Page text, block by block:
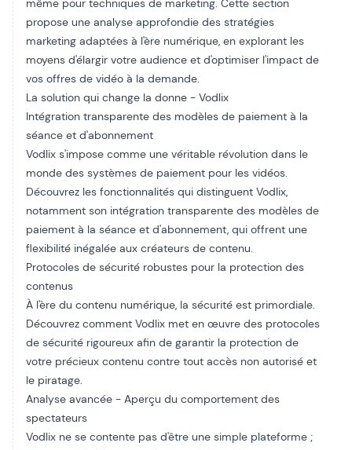
même pour techniques de marketing. Cette section
propose une analyse approfondie des stratégies
marketing adaptées à l'ère numérique, en explorant les
moyens d'élargir votre audience et d'optimiser l'impact de
vos offres de vidéo à la demande.
La solution qui change la donne - Vodlix
Intégration transparente des modèles de paiement à la
séance et d'abonnement
Vodlix s'impose comme une véritable révolution dans le
monde des systèmes de paiement pour les vidéos.
Découvrez les fonctionnalités qui distinguent Vodlix,
notamment son intégration transparente des modèles de
paiement à la séance et d'abonnement, qui offrent une
flexibilité inégalée aux créateurs de contenu.
Protocoles de sécurité robustes pour la protection des
contenus
À l'ère du contenu numérique, la sécurité est primordiale.
Découvrez comment Vodlix met en œuvre des protocoles
de sécurité rigoureux afin de garantir la protection de
votre précieux contenu contre tout accès non autorisé et
le piratage.
Analyse avancée - Aperçu du comportement des
spectateurs
Vodlix ne se contente pas d'être une simple plateforme ;